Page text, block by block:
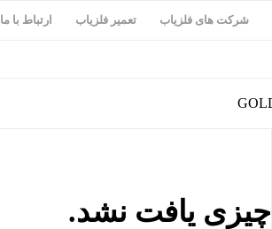
شرکت های فلزیاب تعمیر فلزیاب ارتباط با ما
چیزی یافت نشد.